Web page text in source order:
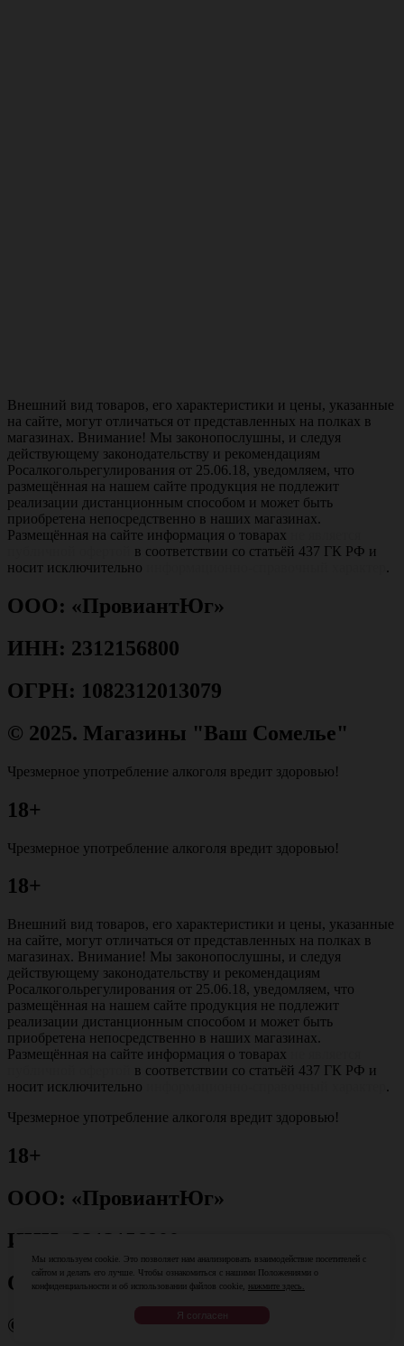
Внешний вид товаров, его характеристики и цены, указанные
на сайте, могут отличаться от представленных на полках в
магазинах. Внимание! Мы законопослушны, и следуя
действующему законодательству и рекомендациям
Росалкогольрегулирования от 25.06.18, уведомляем, что
размещённая на нашем сайте продукция не подлежит
реализации дистанционным способом и может быть
приобретена непосредственно в наших магазинах.
Размещённая на сайте информация о товарах
в соответствии со статьёй 437 ГК РФ и
носит исключительно
.
ООО: «ПровиантЮг»
ИНН: 2312156800
ОГРН: 1082312013079
© 2025. Магазины "Ваш Сомелье"
Чрезмерное употребление алкоголя вредит здоровью!
18+
Чрезмерное употребление алкоголя вредит здоровью!
18+
Внешний вид товаров, его характеристики и цены, указанные
на сайте, могут отличаться от представленных на полках в
магазинах. Внимание! Мы законопослушны, и следуя
действующему законодательству и рекомендациям
Росалкогольрегулирования от 25.06.18, уведомляем, что
размещённая на нашем сайте продукция не подлежит
реализации дистанционным способом и может быть
приобретена непосредственно в наших магазинах.
Размещённая на сайте информация о товарах
в соответствии со статьёй 437 ГК РФ и
носит исключительно
.
Чрезмерное употребление алкоголя вредит здоровью!
18+
ООО: «ПровиантЮг»
ИНН: 2312156800
ОГРН: 1082312013079
© 2025. Магазины "Ваш Сомелье"
Мы используем cookie. Это позволяет нам анализировать взаимодействие посетителей с
сайтом и делать его лучше. Чтобы ознакомиться с нашими Положениями о
конфиденциальности и об использовании файлов cookie, нажмите здесь.
Я согласен